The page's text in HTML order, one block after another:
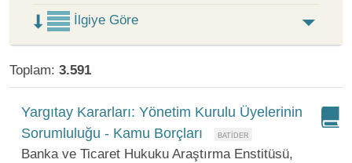
İlgiye Göre
Toplam: 3.591
Yargıtay Kararları: Yönetim Kurulu Üyelerinin
Sorumluluğu - Kamu Borçları
Banka ve Ticaret Hukuku Araştırma Enstitüsü,